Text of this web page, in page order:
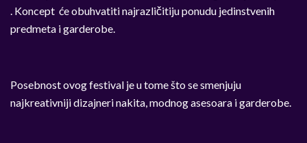
. Koncept će obuhvatiti najrazličitiju ponudu jedinstvenih
predmeta i garderobe.
Posebnost ovog festival je u tome što se smenjuju
najkreativniji dizajneri nakita, modnog asesoara i garderobe.